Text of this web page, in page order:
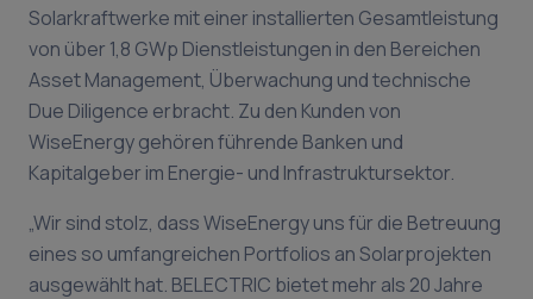
Solarkraftwerke mit einer installierten Gesamtleistung
von über 1,8 GWp Dienstleistungen in den Bereichen
Asset Management, Überwachung und technische
Due Diligence erbracht. Zu den Kunden von
WiseEnergy gehören führende Banken und
Kapitalgeber im Energie- und Infrastruktursektor.
„Wir sind stolz, dass WiseEnergy uns für die Betreuung
eines so umfangreichen Portfolios an Solarprojekten
ausgewählt hat. BELECTRIC bietet mehr als 20 Jahre